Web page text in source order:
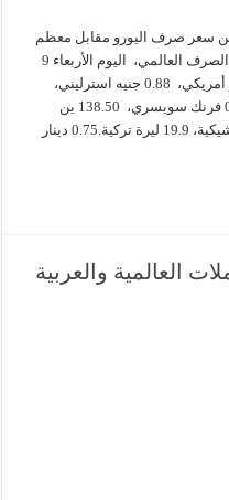
اليورو الأربعاء 9 يناير 2023 تباين سعر صرف اليورو مقابل معظم
العملات العالمية والعربية في افتتاح سوق الصرف العالمي، اليوم الأربعاء 9
يناير 2023.وسجل اليورو الواحد 1.06 دولار أمريكي، 0.88 جنيه استرليني،
1.54 دولار استرالي، 1.43 دولار كندي .0.98 فرنك سويسري، 138.50 ين
ياباني، 75.74 روبل روسي، 24.07 كرونة تشيكية، 19.9 ليرة تركية.0.75 دينار
العالمية والعربية